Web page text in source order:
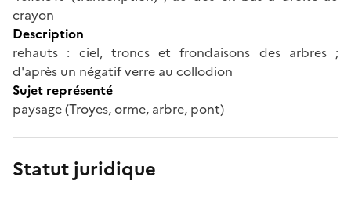
crayon
Description
rehauts : ciel, troncs et frondaisons des arbres ;
d'après un négatif verre au collodion
Sujet représenté
paysage (Troyes, orme, arbre, pont)
Statut juridique